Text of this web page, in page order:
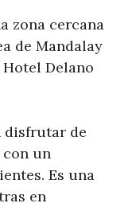
zona cercana
de Mandalay
Delano
disfrutar de
con un
Es una
en